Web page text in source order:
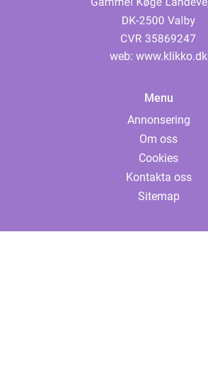
web: www.klikko.dk
Menu
Annonsering
Om oss
Cookies
Kontakta oss
Sitemap